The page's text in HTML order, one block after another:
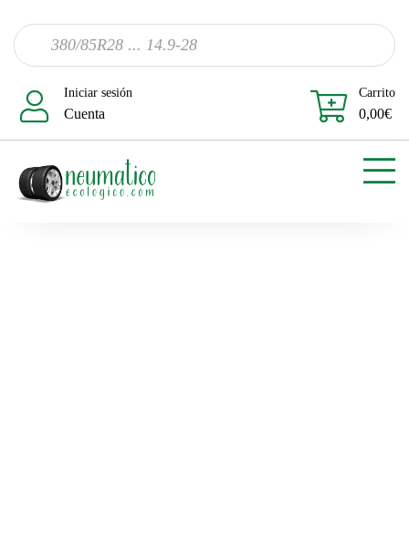
Iniciar sesión
Cuenta
Carrito
0,00€